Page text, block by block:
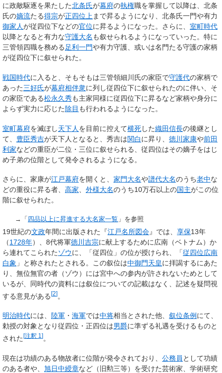
に政敵駆逐を果たした北条氏が幕府の執権職を掌握して以降は、北条
氏の嫡流たる得宗が正四位上まで昇るようになり、北条氏一門や有力
御家人が従四位下などの官位に昇るようになった。さらに、 室町時代
以降となると有力な守護大名 も叙せられるようになっていった。特に
三管領四職を務める足利一門や有力守護、或いは名門たる守護の家柄
が従四位下に叙せられた。
戦国時代に入ると、そもそもは三管領細川氏の家臣で守護代の家柄で
あった三好氏が幕府相伴衆に列し従四位下に叙せられたのに伴い、そ
の家臣である松永久秀も主家同様に従四位下に昇るなど家柄や身分に
よらず実力に応じた除目 も行われるようになった。
室町幕府を滅ぼし天下人 を目前に控えて横死した織田信長の後継とし
て、 豊臣秀吉が天下人となると、秀吉は関白に昇り、 徳川家康や前田
利家などの重臣が二位・三位に叙せられる、従四位はその嫡子をはじ
め子弟の位階として発令されるようになる。
さらに、家康が江戸幕府を開くと、 家門大名や譜代大名のうち老中な
どの重役に昇る者、 高家 外様大名のうち10万石以上の国主がこの位
階に叙せられた。
→「 四品以上に昇進する大名家一覧 」を参照
19世紀の文政年間に出版された『江戸名所図会』では、 享保13年
（1728年）、8代将軍徳川吉宗に献上するために広南（ベトナム）か
ら連れてこられたゾウに、「従四位」の位が授けられ、「従四位広南
白象 」と称されたとされる。この叙位は中御門天皇に拝謁するにあた
り、無位無官の者（ゾウ）には宮中への参内が許されないためとして
いるが、同時代の資料には叙位についての記載はなく、記述を疑問視
する意見がある[2]。
明治時代には、 陸軍 ・ 海軍では中将相当とされた他、 叙位条例 にて、
勅授の対象となり従四位・正四位は男爵に準ずる礼遇を受けるものと
された [注釈 1 ] 。
現在は功績のある物故者に位階が発令されており、 公務員 として功績
のある者や、 旭日中綬章など（旧勲三等）を受けた芸術家、学術研究